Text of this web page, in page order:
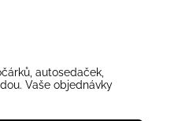
autosedaček,
Vaše objednávky